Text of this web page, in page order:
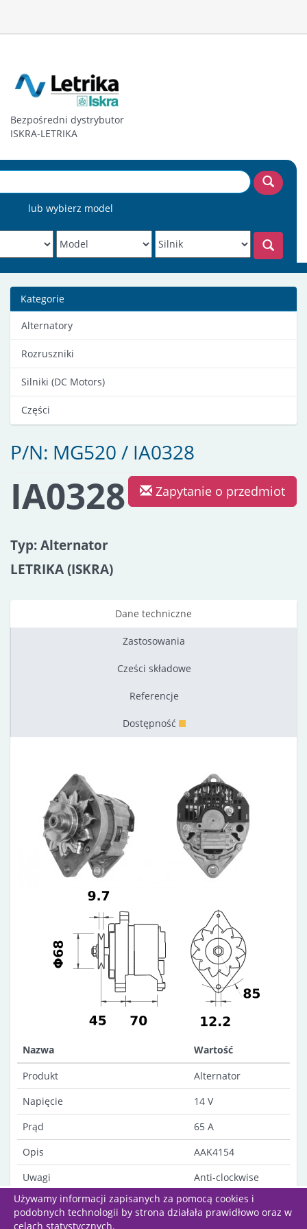
Używamy informacji zapisanych za pomocą cookies i
podobnych technologii by strona działała prawidłowo oraz w
celach statystycznych.
Bezpośredni dystrybutor
ISKRA-LETRIKA
lub wybierz model
Kategorie
Alternatory
Rozruszniki
Silniki (DC Motors)
Części
P/N: MG520 / IA0328
Zapytanie o przedmiot
IA0328
Typ: Alternator
LETRIKA (ISKRA)
Dane techniczne
Zastosowania
Cześci składowe
Referencje
Dostępność
Nazwa
Wartość
Produkt
Alternator
Napięcie
14 V
Prąd
65 A
Opis
AAK4154
Uwagi
Anti-clockwise
rotation